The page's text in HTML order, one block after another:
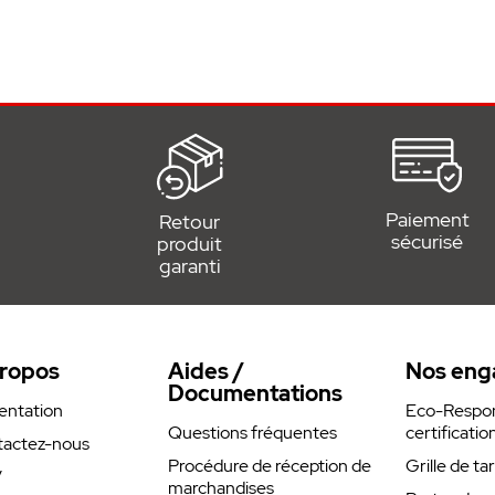
de portail battant
Retour
produit
garanti
Paiement
sécurisé
nous
Aides /
Documentations
Questions fréquentes
Procédure de réception de
marchandises
Nos
Eco-
Grille de